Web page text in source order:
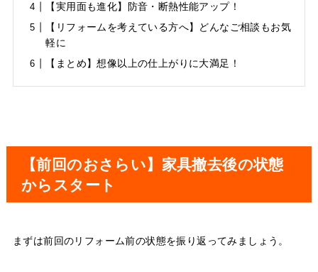
【実用面も進化】防音・断熱性能アップ！
【リフォームを考えている方へ】どんなご相談もお気
軽に
【まとめ】想像以上の仕上がりに大満足！
【前回のおさらい】家具撤去後の状態
からスタート
まずは前回のリフォーム前の状態を振り返ってみましょう。